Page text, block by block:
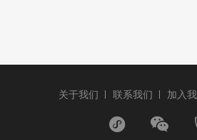
关于我们 联系我们 加入